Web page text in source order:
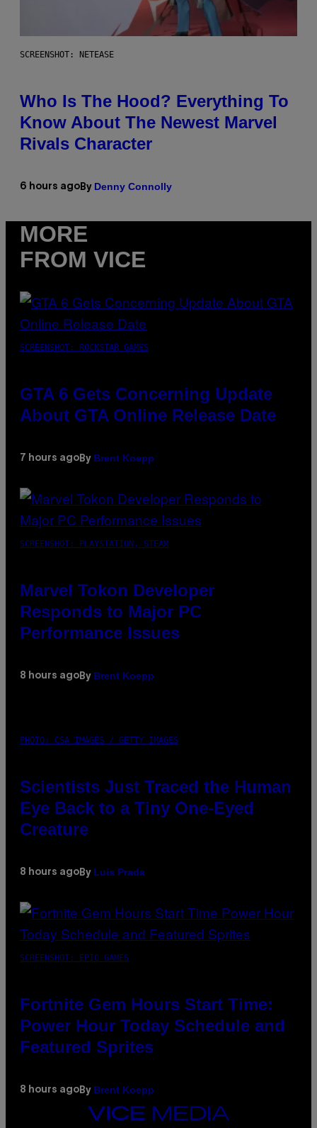
SCREENSHOT: NETEASE
Who Is The Hood? Everything To
Know About The Newest Marvel
Rivals Character
6 hours ago By Denny Connolly
MORE
FROM VICE
SCREENSHOT: ROCKSTAR GAMES
GTA 6 Gets Concerning Update
About GTA Online Release Date
7 hours ago By Brent Koepp
SCREENSHOT: PLAYSTATION, STEAM
Marvel Tokon Developer
Responds to Major PC
Performance Issues
8 hours ago By Brent Koepp
PHOTO: CSA IMAGES / GETTY IMAGES
Scientists Just Traced the Human
Eye Back to a Tiny One-Eyed
Creature
8 hours ago By Luis Prada
SCREENSHOT: EPIC GAMES
Fortnite Gem Hours Start Time:
Power Hour Today Schedule and
Featured Sprites
8 hours ago By Brent Koepp
VICE
MEDIA